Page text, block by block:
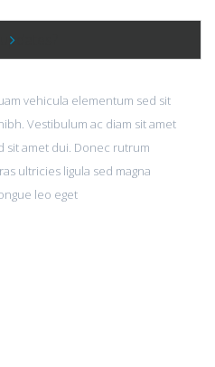
vehicula elementum sed sit
Vestibulum ac diam sit amet
sit amet dui. Donec rutrum
ultricies ligula sed magna
leo eget